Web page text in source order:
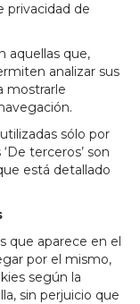
privacidad de
aquellas que,
analizar sus
mostrarle
sólo por
terceros’ son
está detallado
que aparece en el
por el mismo,
según la
sin perjuicio que